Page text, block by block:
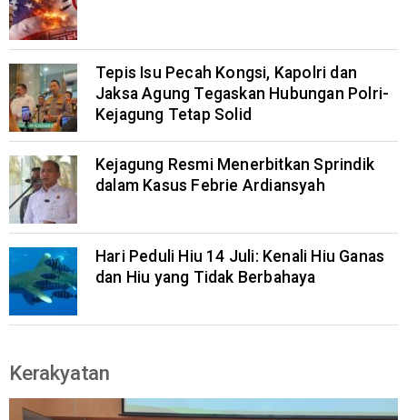
Tepis Isu Pecah Kongsi, Kapolri dan
Jaksa Agung Tegaskan Hubungan Polri-
Kejagung Tetap Solid
Kejagung Resmi Menerbitkan Sprindik
dalam Kasus Febrie Ardiansyah
Hari Peduli Hiu 14 Juli: Kenali Hiu Ganas
dan Hiu yang Tidak Berbahaya
Kerakyatan